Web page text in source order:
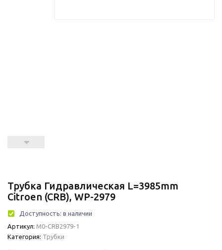
Трубка Гидравлическая L=3985mm
Citroen (CRB), WP-2979
Доступность: в наличии
Артикул: М0-CRB2979-1
Категория: Трубки